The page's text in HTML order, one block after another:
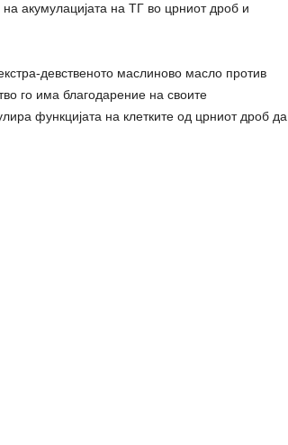
акумулацијата на ТГ во црниот дроб и
девственото маслиново масло против
го има благодарение на своите
функцијата на клетките од црниот дроб да